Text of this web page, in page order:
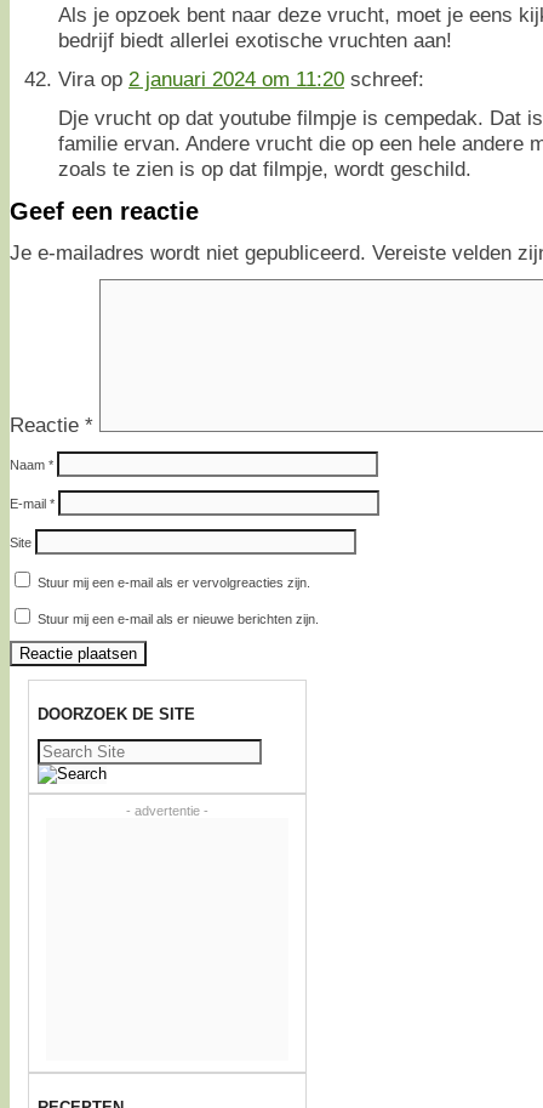
Als je opzoek bent naar deze vrucht, moet je eens
bedrijf biedt allerlei exotische vruchten aan!
Vira op 2 januari 2024 om 11:20 schreef:
Dje vrucht op dat youtube filmpje is cempedak. Dat
familie ervan. Andere vrucht die op een hele andere
zoals te zien is op dat filmpje, wordt geschild.
Geef een reactie
Je e-mailadres wordt niet gepubliceerd. Vereiste velden
Reactie *
Naam *
E-mail *
Site
Stuur mij een e-mail als er vervolgreacties zijn.
Stuur mij een e-mail als er nieuwe berichten zijn.
DOORZOEK DE SITE
Zoeken
naar:
- advertentie -